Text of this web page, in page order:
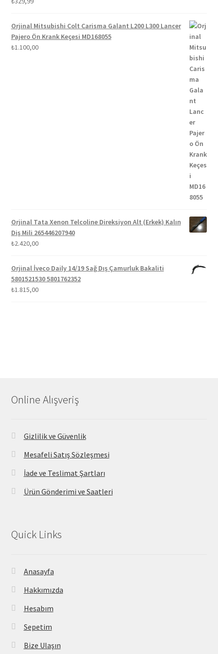
Orjinal Mitsubishi Colt Carisma Galant L200 L300 Lancer
Pajero Ön Krank Keçesi MD168055
₺1.100,00
Orjinal Tata Xenon Telcoline Direksiyon Alt (Erkek) Kalın
Diş Mili 265446207940
₺2.420,00
Orjinal İveco Daily 14/19 Sağ Dış Çamurluk Bakaliti
5801521530 5801762352
₺1.815,00
Online Alışveriş
Gizlilik ve Güvenlik
Mesafeli Satış Sözleşmesi
İade ve Teslimat Şartları
Ürün Gönderimi ve Saatleri
Quick Links
Anasayfa
Hakkımızda
Hesabım
Sepetim
Bize Ulaşın